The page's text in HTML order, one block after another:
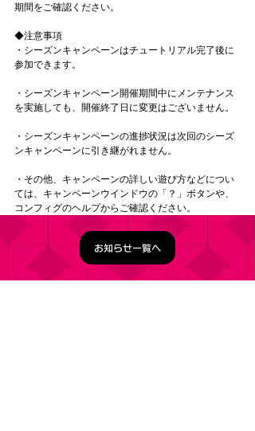
期間をご確認ください。
◆注意事項
・シーズンキャンペーンはチュートリアル完了後に
参加できます。
・シーズンキャンペーン開催期間中にメンテナンス
を実施しても、開催終了日に変更はございません。
・シーズンキャンペーンの進捗状況は次回のシーズ
ンキャンペーンに引き継がれません。
・その他、キャンペーンの詳しい遊び方などについ
ては、キャンペーンウインドウの「？」ボタンや、
コンフィグのヘルプからご確認ください。
お知らせ一覧へ